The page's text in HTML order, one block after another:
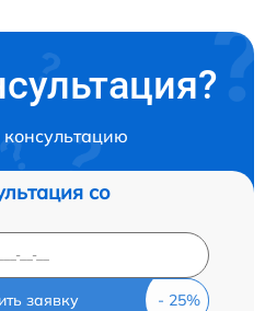
со
заявку